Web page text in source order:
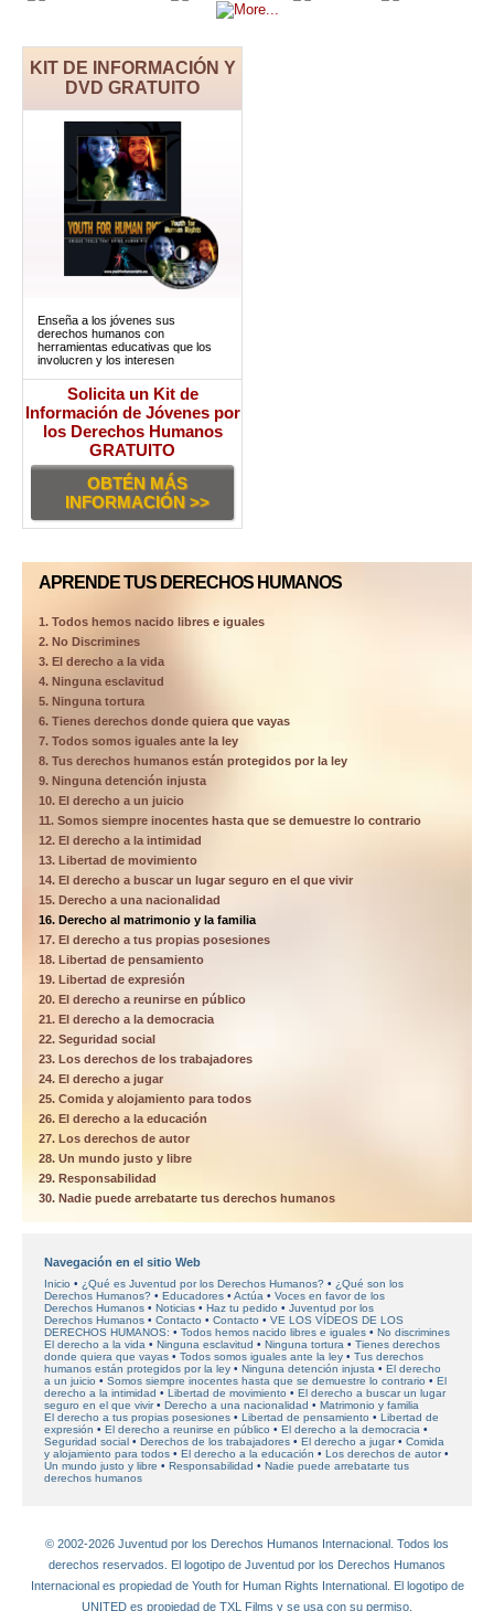
KIT DE INFORMACIÓN Y
DVD GRATUITO
Enseña a los jóvenes sus
derechos humanos con
herramientas educativas que los
involucren y los interesen
Solicita un Kit de
Información de Jóvenes por
los Derechos Humanos
GRATUITO
OBTÉN MÁS
INFORMACIÓN >>
APRENDE TUS DERECHOS HUMANOS
1. Todos hemos nacido libres e iguales
2. No Discrimines
3. El derecho a la vida
4. Ninguna esclavitud
5. Ninguna tortura
6. Tienes derechos donde quiera que vayas
7. Todos somos iguales ante la ley
8. Tus derechos humanos están protegidos por la ley
9. Ninguna detención injusta
10. El derecho a un juicio
11. Somos siempre inocentes hasta que se demuestre lo contrario
12. El derecho a la intimidad
13. Libertad de movimiento
14. El derecho a buscar un lugar seguro en el que vivir
15. Derecho a una nacionalidad
16. Derecho al matrimonio y la familia
17. El derecho a tus propias posesiones
18. Libertad de pensamiento
19. Libertad de expresión
20. El derecho a reunirse en público
21. El derecho a la democracia
22. Seguridad social
23. Los derechos de los trabajadores
24. El derecho a jugar
25. Comida y alojamiento para todos
26. El derecho a la educación
27. Los derechos de autor
28. Un mundo justo y libre
29. Responsabilidad
30. Nadie puede arrebatarte tus derechos humanos
Navegación en el sitio Web
Inicio ¿Qué es Juventud por los Derechos Humanos?
¿Qué son los
Derechos Humanos?
Educadores Actúa Voces en favorde los
Derechos Humanos
Noticias Haz tu pedido
Juventud por los
Derechos Humanos
Contacto Contacto
VE LOS VÍDEOS DE LOS
DERECHOS HUMANOS:
Todos hemos nacido libres e iguales
No discrimines
El derecho a la vida
Ninguna esclavitud Ninguna tortura
Tienes derechos
donde quiera que vayas
Todos somos iguales ante la ley
Tus derechos
humanos están protegidos por la ley
Ninguna detención injusta
El derecho
a un juicio
Somos siempre inocentes hasta que se demuestre lo contrario
El
derecho a la intimidad
Libertad de movimiento
El derecho a buscar un lugar
seguro en el que vivir
Derecho a una nacionalidad
Matrimonio y familia
El derecho a tus propias posesiones
Libertad de pensamiento
Libertad de
expresión
El derecho a reunirse en público
El derecho a la democracia
Seguridad social
Derechos de los trabajadores El derecho a jugar
Comida
y alojamiento para todos
El derecho a la educación
Los derechos de autor
Un mundo justo y libre
Responsabilidad
Nadie puede arrebatarte tus
derechos humanos
© 2002-2026 Juventud por los Derechos Humanos Internacional. Todos los
derechos reservados. El logotipo de Juventud por los Derechos Humanos
Internacional es propiedad de Youth for Human Rights International. El logotipo de
UNITED es propiedad de TXL Films y se usa con su permiso.